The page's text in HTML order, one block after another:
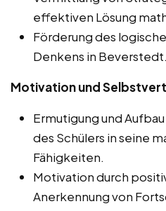
effektiven Lösung
Förderung des
Denkens in Beverstedt.
Motivation und
Ermutigung und
des Schülers in seine
Fähigkeiten.
Motivation durch
Anerkennung von